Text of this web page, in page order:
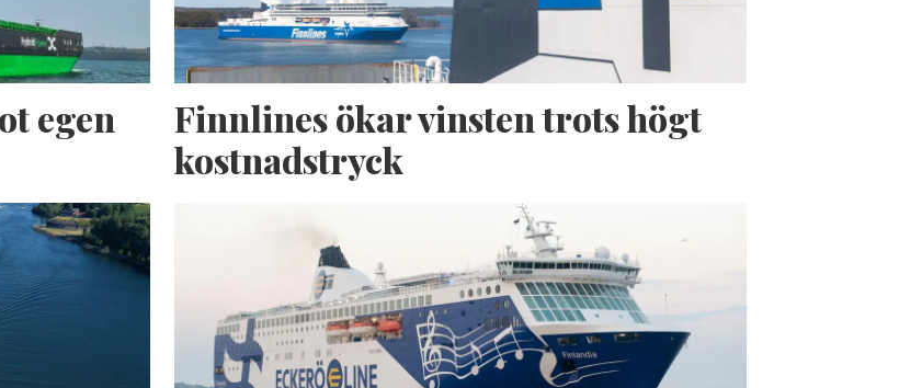
egen
Finnlines ökar vinsten trots högt
kostnadstryck